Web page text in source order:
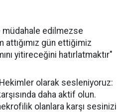
müdahale edilmezse
attığımız gün ettiğimiz
yitireceğini hatırlatmaktır"
Hekimler olarak sesleniyoruz:
daha aktif olun.
olanlara karşı sesinizi